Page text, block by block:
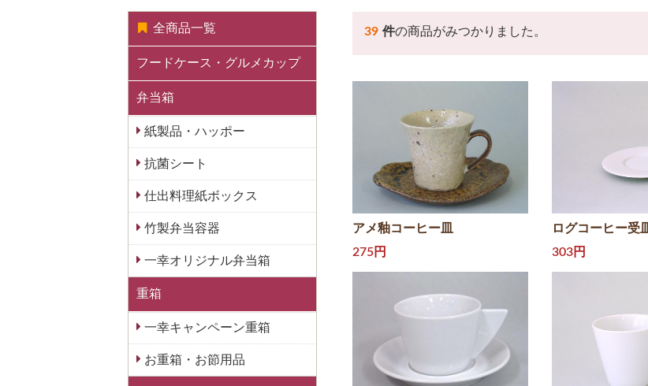
全商品一覧
フードケース・グルメカップ
弁当箱
紙製品・ハッポー
抗菌シート
仕出料理紙ボックス
竹製弁当容器
一幸オリジナル弁当箱
重箱
一幸キャンペーン重箱
お重箱・お節用品
39 件の商品がみつかりました。
アメ釉コーヒー皿
275円
ログコーヒー受皿
303円